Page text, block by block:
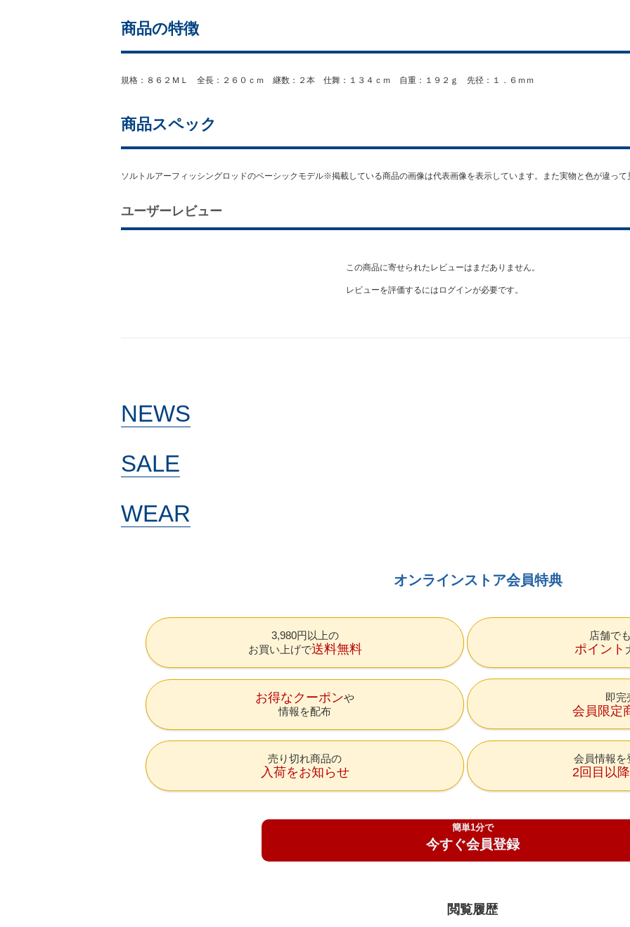
商品の特徴
規格：８６２ＭＬ 全長：２６０ｃｍ 継数：２本 仕舞：１３４ｃｍ 自重：１９２ｇ 先径：１．６ｍｍ
商品スペック
ソルトルアーフィッシングロッドのベーシックモデル※掲載している商品の画像は代表画像を表示しています。また実物と色が違って
ユーザーレビュー
この商品に寄せられたレビューはまだありません。
レビューを評価するには ログインが必要です。
NEWS
SALE
WEAR
オンラインストア会員特典
3,980円以上の
お買い上げで送料無料
店舗で
ポイント
お得なクーポン
情報を配布
即完
会員限定
売り切れ商品の
入荷をお知らせ
会員情報を
2回目以
簡単1分で
今すぐ会員登録
閲覧履歴